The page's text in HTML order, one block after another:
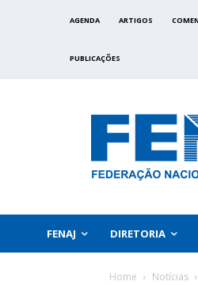
AGENDA ARTIGOS
PUBLICAÇÕES
FENAJ DIRETORIA
Home Notícias